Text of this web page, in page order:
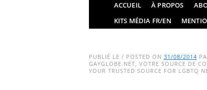
Main menu
ACCUEIL À PROPOS
KITS MÉDIA FR/EN
PUBLIÉ LE / POSTED ON 31/08/2014
GAYGLOBE.NET, VOTRE SOURCE DE
YOUR TRUSTED SOURCE FOR LGBTQ